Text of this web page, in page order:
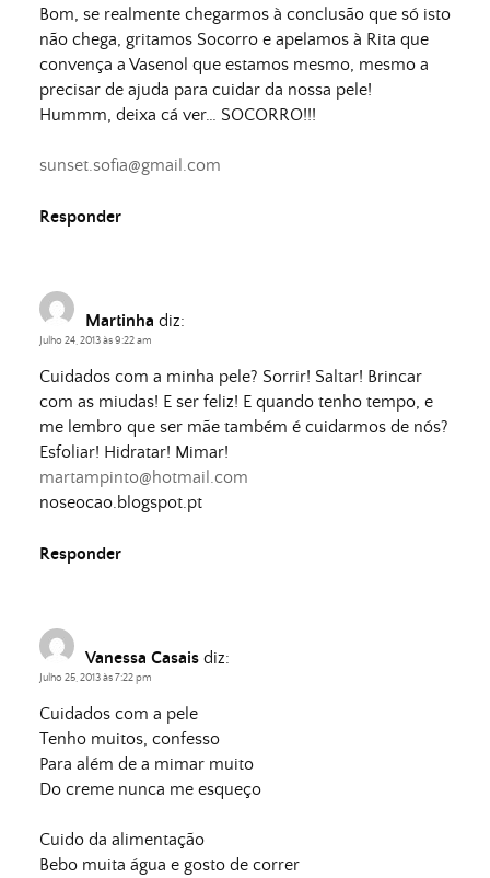
Bom, se realmente chegarmos à conclusão que só isto
não chega, gritamos Socorro e apelamos à Rita que
convença a Vasenol que estamos mesmo, mesmo a
precisar de ajuda para cuidar da nossa pele!
Hummm, deixa cá ver… SOCORRO!!!
sunset.sofia@gmail.com
Responder
Martinha diz:
Julho 24, 2013 às 9:22 am
Cuidados com a minha pele? Sorrir! Saltar! Brincar
com as miudas! E ser feliz! E quando tenho tempo, e
me lembro que ser mãe também é cuidarmos de nós?
Esfoliar! Hidratar! Mimar!
martampinto@hotmail.com
noseocao.blogspot.pt
Responder
Vanessa Casais diz:
Julho 25, 2013 às 7:22 pm
Cuidados com a pele
Tenho muitos, confesso
Para além de a mimar muito
Do creme nunca me esqueço
Cuido da alimentação
Bebo muita água e gosto de correr